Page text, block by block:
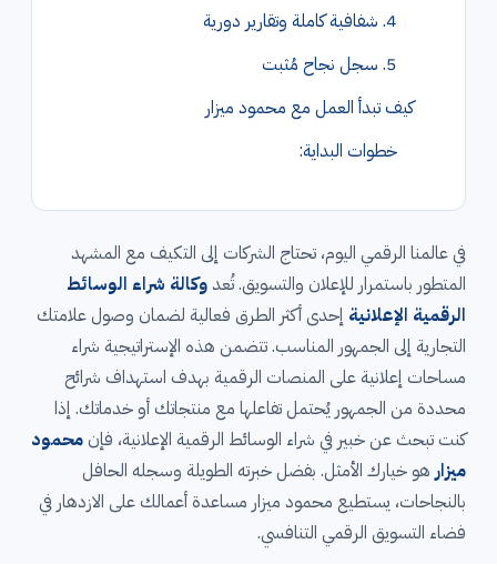
4. شفافية كاملة وتقارير دورية
5. سجل نجاح مُثبت
كيف تبدأ العمل مع محمود ميزار
خطوات البداية:
في عالمنا الرقمي اليوم، تحتاج الشركات إلى التكيف مع المشهد
المتطور باستمرار للإعلان والتسويق. تُعدوكالة شراء الوسائط
الرقمية الإعلانية إحدى أكثر الطرق فعالية لضمان وصول علامتك
التجارية إلى الجمهور المناسب. تتضمن هذه الإستراتيجية شراء
مساحات إعلانية على المنصات الرقمية بهدف استهداف شرائح
محددة من الجمهور يُحتمل تفاعلها مع منتجاتك أو خدماتك. إذا
كنت تبحث عن خبير في شراء الوسائط الرقمية الإعلانية، فإن محمود
ميزارهو خيارك الأمثل. بفضل خبرته الطويلة وسجله الحافل
بالنجاحات، يستطيع محمود ميزار مساعدة أعمالك على الازدهار في
فضاء التسويق الرقمي التنافسي.